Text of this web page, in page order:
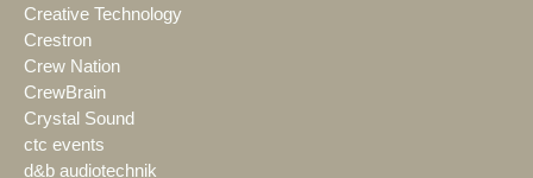
Creative Technology
Crestron
Crew Nation
CrewBrain
Crystal Sound
ctc events
d&b audiotechnik